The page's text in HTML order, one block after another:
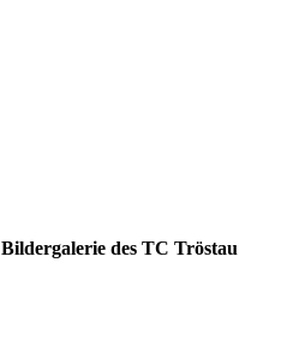
Bildergalerie des TC Tröstau